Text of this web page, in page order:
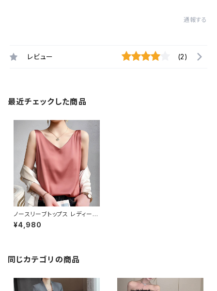
通報する
レビュー (2)
最近チェックした商品
ノースリーブトップス レディース
春夏 秋冬 春 夏 秋 冬 黒 白 サ
テン トップス キャミソール タン
ーキ ネイビー グレー グリーン
ブラック お呼ばれ 結婚式 演奏
XL 10代 20代 30代 40代 C-
TSS0018
¥4,980
同じカテゴリの商品